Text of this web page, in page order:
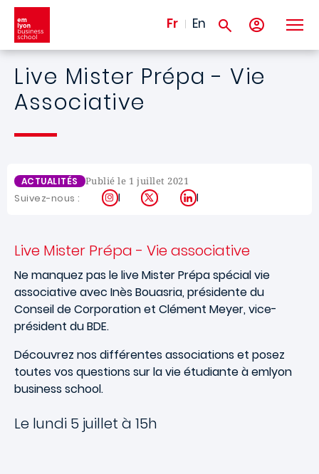
Aller au contenu principal
Fr En
Live Mister Prépa - Vie
Associative
ACTUALITÉS Publié le 1 juillet 2021
Suivez-nous : Instagram
X LinkedIn
Live Mister Prépa - Vie associative
Ne manquez pas le live Mister Prépa spécial vie
associative avec Inès Bouasria, présidente du
Conseil de Corporation et Clément Meyer, vice-
président du BDE.
Découvrez nos différentes associations et posez
toutes vos questions sur la vie étudiante à emlyon
business school.
Le lundi 5 juillet à 15h